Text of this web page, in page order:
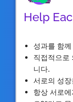
Help
성과를 함
직접적으로
니다.
서로의 성
항상 서로